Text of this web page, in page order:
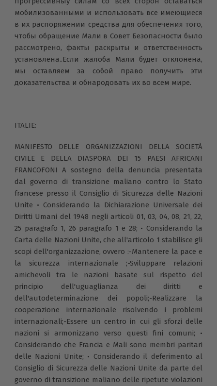
мобилизованными и использовать все имеющиеся
в их распоряжении средства для обеспечения того,
чтобы обращение Мали в Совет Безопасности было
рассмотрено, факты раскрыты и ответственность
установлена..Если жалоба Мали будет отклонена,
мы оставляем за собой право получить эти
доказательства и обнародовать их во всем мире.
ITALIE:
MANIFESTO DELLE ORGANIZZAZIONI DELLA SOCIETÀ
CIVILE E DELLA DIASPORA DEI 15 PAESI AFRICANI
FRANCOFONI A sostegno della denuncia presentata
dal governo di transizione maliano contro lo Stato
francese presso il Consiglio di Sicurezza delle Nazioni
Unite • Considerando la Dichiarazione Universale dei
Diritti Umani del 1948 negli articoli 01, 03, 04, 08, 21, 22,
25 paragrafo 1, 26 paragrafo 1 e 28; • Considerando la
Carta delle Nazioni Unite, che all'articolo 1 stabilisce gli
scopi dell'organizzazione, ovvero :-Mantenere la pace e
la sicurezza internazionale ;-Sviluppare relazioni
amichevoli tra le nazioni basate sul rispetto del
principio dell'uguaglianza dei diritti e
dell'autodeterminazione dei popoli;-Realizzare la
cooperazione internazionale risolvendo i problemi
internazionali;-Essere un centro in cui gli sforzi delle
nazioni si armonizzano verso questi fini comuni; •
Considerando che Francia e Mali sono membri paritari
delle Nazioni Unite; • Considerando il deferimento al
Consiglio di Sicurezza delle Nazioni Unite da parte del
governo di transizione maliano delle ripetute violazioni